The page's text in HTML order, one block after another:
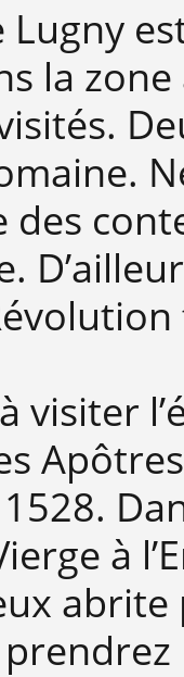
Lugny
la
des
visiter
à